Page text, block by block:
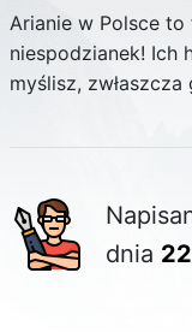
Arianie w Polsce to
niespodzianek! Ich
myślisz, zwłaszcza
dnia